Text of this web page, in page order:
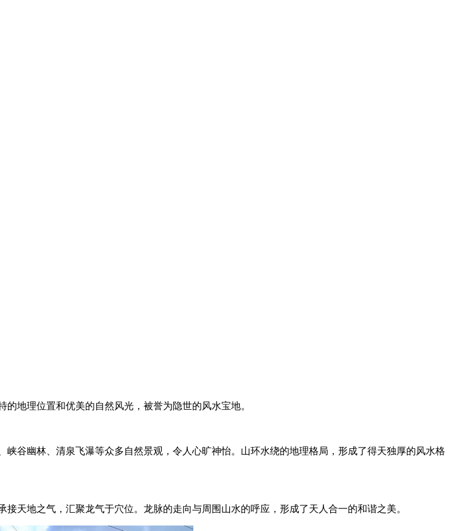
地理位置和优美的自然风光，被誉为隐世的风水宝地。
谷幽林、清泉飞瀑等众多自然景观，令人心旷神怡。山环水绕的地理格局，形成了得天独厚的风水格
天地之气，汇聚龙气于穴位。龙脉的走向与周围山水的呼应，形成了天人合一的和谐之美。